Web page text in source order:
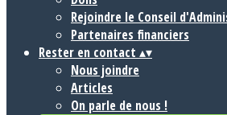
Rejoindre le Conseil
Partenaires financiers
Rester en contact ▴▾
Nous joindre
Articles
On parle de nous !